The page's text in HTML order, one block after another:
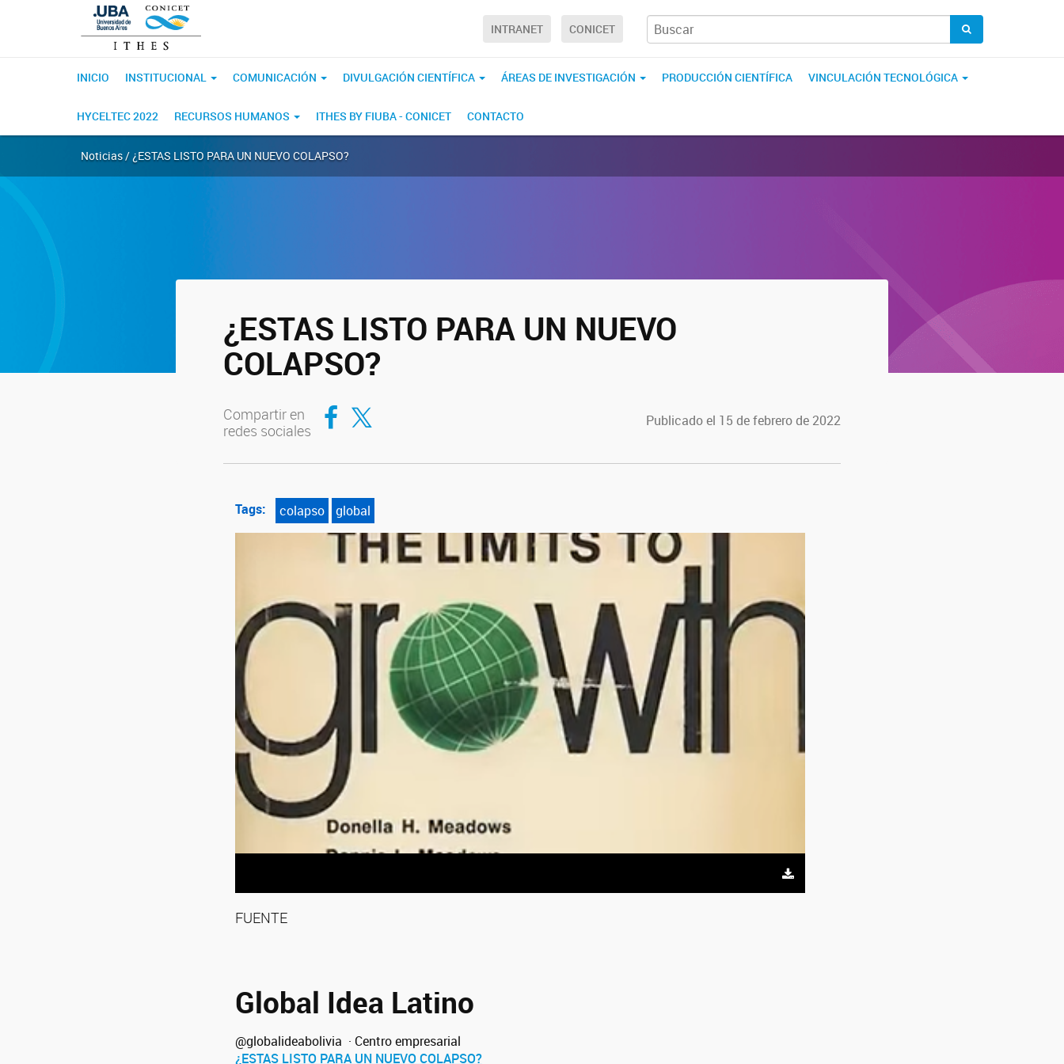
INTRANET CONICET
INICIO INSTITUCIONAL COMUNICACIÓN DIVULGACIÓN CIENTÍFICA ÁREAS DE INVESTIGACIÓN PRODUCCIÓN CIENTÍFICA VINCULACIÓN TECNOLÓGICA
HYCELTEC 2022 RECURSOS HUMANOS ITHES BY FIUBA - CONICET CONTACTO
Noticias / ¿ESTAS LISTO PARA UN NUEVO COLAPSO?
¿ESTAS LISTO PARA UN NUEVO
COLAPSO?
Compartir en
redes sociales
Compartir en Facebook
Compartir en Twitter Publicado el 15 de febrero de 2022
Tags: colapso global
FUENTE
Global Idea Latino
@globalideabolivia · Centro empresarial
¿ESTAS LISTO PARA UN NUEVO COLAPSO?